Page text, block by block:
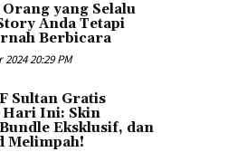
yang Selalu
Anda Tetapi
Berbicara
20:29 PM
Sultan Gratis
Ini: Skin
Eksklusif, dan
Melimpah!